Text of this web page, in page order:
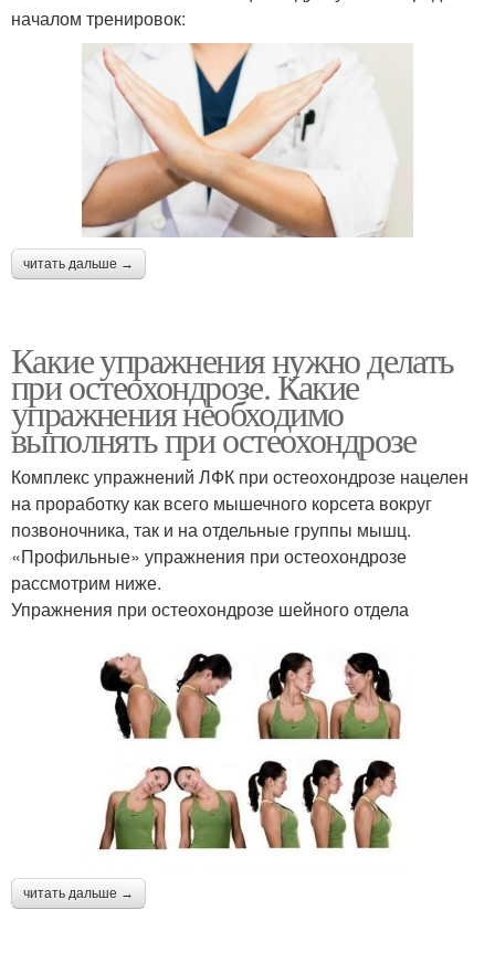
началом тренировок:
читать дальше →
Какие упражнения нужно делать
при остеохондрозе. Какие
упражнения необходимо
выполнять при остеохондрозе
Комплекс упражнений ЛФК при остеохондрозе нацелен
на проработку как всего мышечного корсета вокруг
позвоночника, так и на отдельные группы мышц.
«Профильные» упражнения при остеохондрозе
рассмотрим ниже.
Упражнения при остеохондрозе шейного отдела
читать дальше →